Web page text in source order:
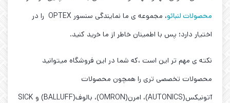
محصولات لنبائو
، مجموعه ی ما نمایندگی سنسور OPTEX را در
اختیار دارد؛ پس با اطمینان خاطر از ما خرید کنید.
نکته ی مهم تر این است ،که شما در این فروشگاه میتوانید
محصولات تخصصی تری را همچون محصولات
آتونیکس(AUTONICS)، امرن(OMRON)، بالوف(BALLUFF) و SICK